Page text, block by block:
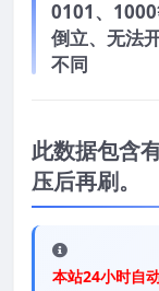
0101、
倒立、无法
不同
此数据包含
压后再刷。
本站24小时自